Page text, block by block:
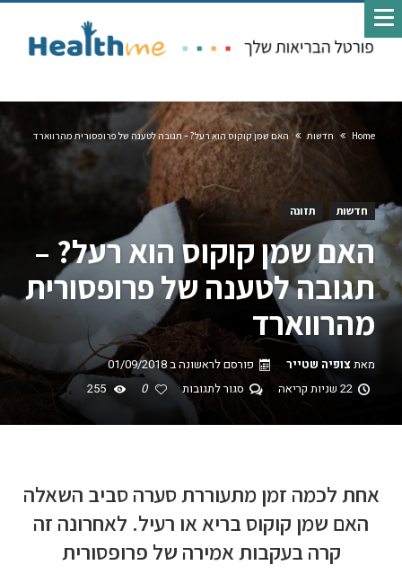
Home חדשות האם שמן קוקוס הוא רעל? – תגובה לטענה של פרופסורית מהרווארד
חדשות תזונה
האם שמן קוקוס הוא רעל? –
תגובה לטענה של פרופסורית
מהרווארד
מאתצופיה שטייר פורסם לראשונה ב01/09/2018
22 שניות קריאה
סגור לתגובות 0
אחת לכמה זמן מתעוררת סערה סביב השאלה
האם שמן קוקוס בריא או רעיל. לאחרונה זה
קרה בעקבות אמירה של פרופסורית